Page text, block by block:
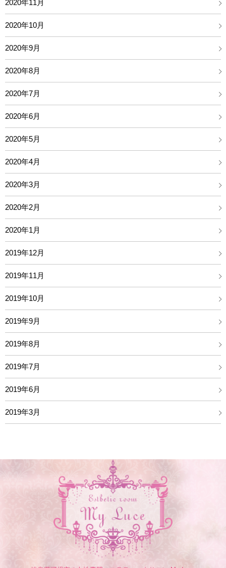
2020年11月
2020年10月
2020年9月
2020年8月
2020年7月
2020年6月
2020年5月
2020年4月
2020年3月
2020年2月
2020年1月
2019年12月
2019年11月
2019年10月
2019年9月
2019年8月
2019年7月
2019年6月
2019年3月